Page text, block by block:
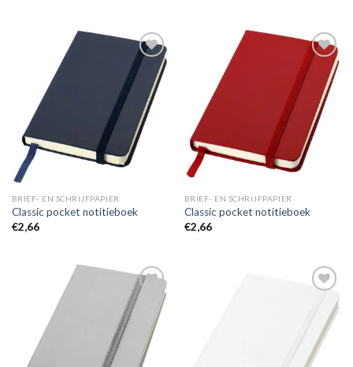
Toevoegen
aan
wenslijst
BRIEF- EN SCHRIJFPAPIER
Classic pocket notitieboek
€2,66
Toevoegen
aan
wenslijst
BRIEF- EN SCHRIJFPAPIER
Classic pocket notitieboek
€2,66
Toevoegen
aan
wenslijst
wenslijst